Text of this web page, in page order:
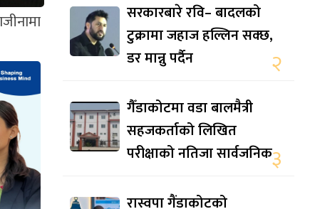
सरकारबारे रवि– बादलको
टुक्रामा जहाज हल्लिन सक्छ,
डर मान्नु पर्दैन
२
गैँडाकोटमा वडा बालमैत्री
सहजकर्ताको लिखित
परीक्षाको नतिजा सार्वजनिक३
रास्वपा गैंडाकोटको